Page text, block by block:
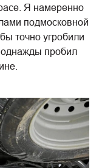
Я намеренно
подмосковной
точно угробили
пробил